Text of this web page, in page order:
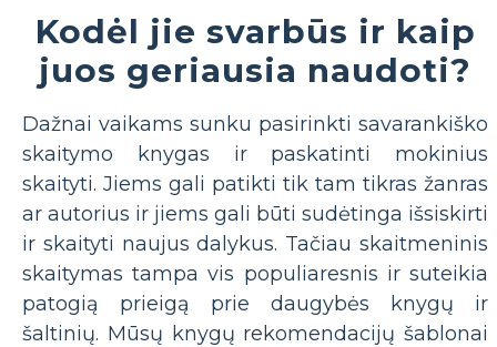
Kodėl jie svarbūs ir kaip
juos geriausia naudoti?
Dažnai vaikams sunku pasirinkti savarankiško
skaitymo knygas ir paskatinti mokinius
skaityti. Jiems gali patikti tik tam tikras žanras
ar autorius ir jiems gali būti sudėtinga išsiskirti
ir skaityti naujus dalykus. Tačiau skaitmeninis
skaitymas tampa vis populiaresnis ir suteikia
patogią prieigą prie daugybės knygų ir
šaltinių. Mūsų knygų rekomendacijų šablonai